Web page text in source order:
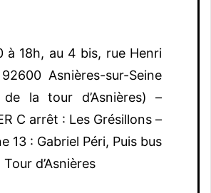
à 18h, au 4 bis, rue Henri
Asnières-sur-Seine
la tour d’Asnières) –
C arrêt : Les Grésillons –
13 : Gabriel Péri, Puis bus
d’Asnières